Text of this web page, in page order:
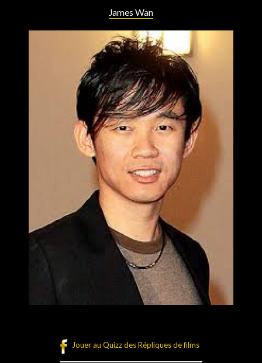
James Wan
Jouer au Quizz des Répliques de films